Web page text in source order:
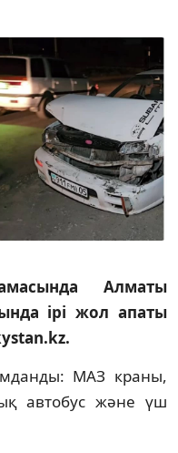
Алматы
ірі жол апаты
МАЗ краны,
автобус және үш